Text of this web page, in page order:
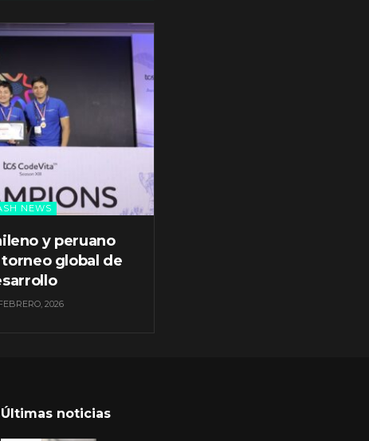
NEWS
y peruano
global de
2026
Últimas noticias